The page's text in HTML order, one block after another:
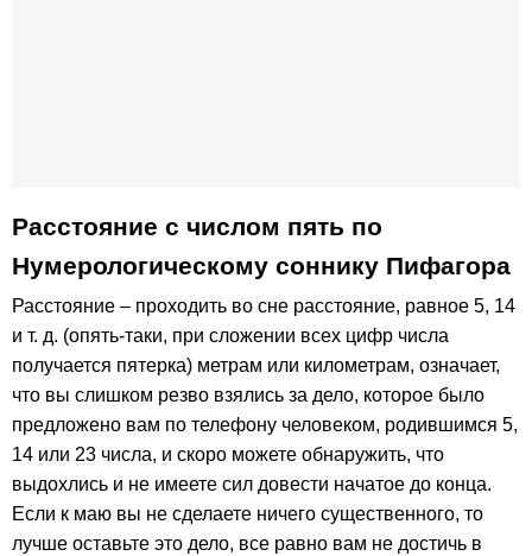
Расстояние с числом пять по
Нумерологическому соннику Пифагора
Расстояние – проходить во сне расстояние, равное 5, 14
и т. д. (опять-таки, при сложении всех цифр числа
получается пятерка) метрам или километрам, означает,
что вы слишком резво взялись за дело, которое было
предложено вам по телефону человеком, родившимся 5,
14 или 23 числа, и скоро можете обнаружить, что
выдохлись и не имеете сил довести начатое до конца.
Если к маю вы не сделаете ничего существенного, то
лучше оставьте это дело, все равно вам не достичь в